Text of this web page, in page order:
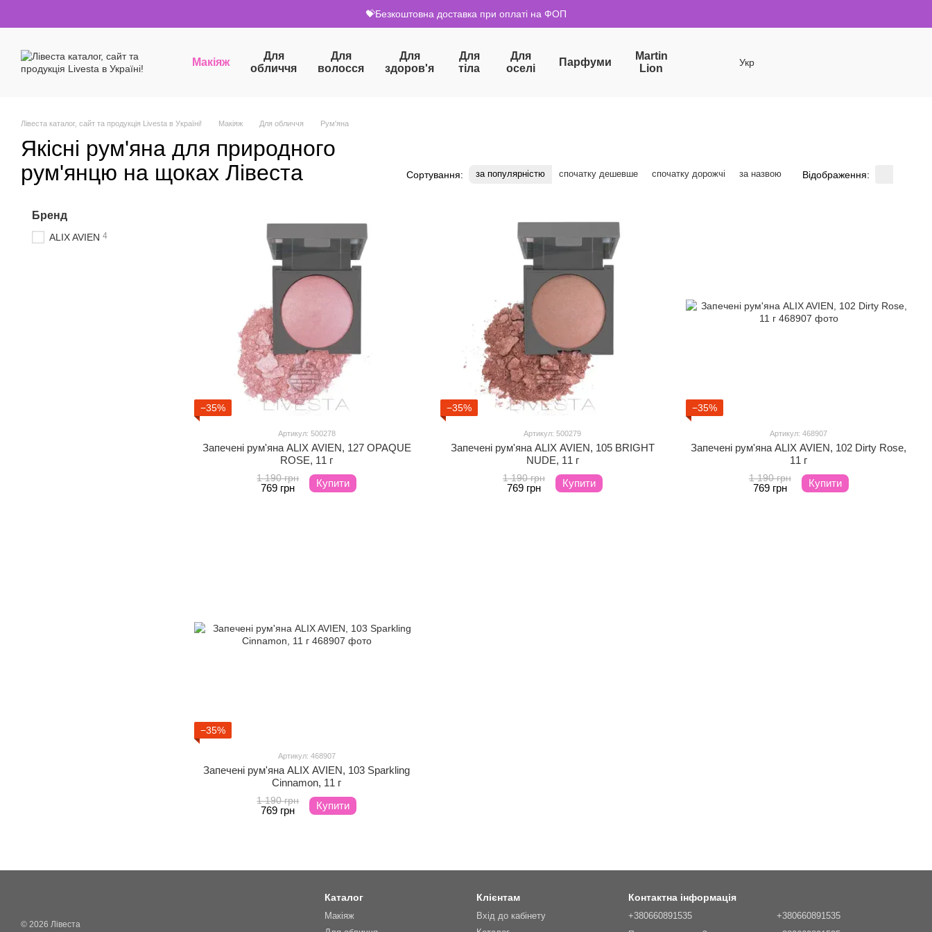
💝Безкоштовна доставка при оплаті на ФОП
Макіяж
Для
обличчя
Для
волосся
Для
здоров'я
Для
тіла
Для
оселі
Парфуми
Martin
Lion
Укр
Лівеста каталог, сайт та продукція Livesta в Україні! Макіяж Для обличчя Рум'яна
Якісні рум'яна для природного
рум'янцю на щоках Лівеста
Сортування: за популярністю спочатку дешевше спочатку дорожчі за назвою Відображення:
−35%
Артикул: 500278
Запечені рум'яна ALIX AVIEN, 127 OPAQUE
ROSE, 11 г
1 190 грн
769 грн Купити
−35%
Артикул: 500279
Запечені рум'яна ALIX AVIEN, 105 BRIGHT
NUDE, 11 г
1 190 грн
769 грн Купити
−35%
Артикул: 468907
Запечені рум'яна ALIX AVIEN, 102 Dirty Rose,
11 г
1 190 грн
769 грн Купити
−35%
Артикул: 468907
Запечені рум'яна ALIX AVIEN, 103 Sparkling
Cinnamon, 11 г
1 190 грн
769 грн Купити
Бренд
ALIX AVIEN 4
© 2026 Лівеста
Каталог
Макіяж
Клієнтам
Вхід до кабінету
Контактна інформація
+380660891535
+380660891535